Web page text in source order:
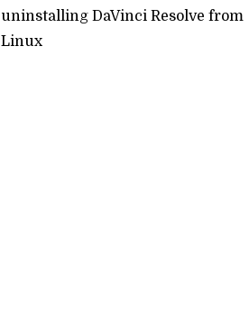
uninstalling DaVinci Resolve from
Linux